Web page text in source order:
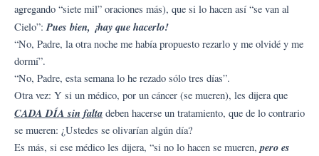
agregando “siete mil” oraciones más), que si lo hacen así “se van al
Cielo”:Pues bien, ¡hay que hacerlo!
“No, Padre, la otra noche me había propuesto rezarlo y me olvidé y me
dormí”.
“No, Padre, esta semana lo he rezado sólo tres días”.
Otra vez: Y si un médico, por un cáncer (se mueren), les dijera que
CADA DÍA sin falta deben hacerse un tratamiento, que de lo contrario
se mueren: ¿Ustedes se olivarían algún día?
Es más, si ese médico les dijera, “si no lo hacen se mueren,pero es